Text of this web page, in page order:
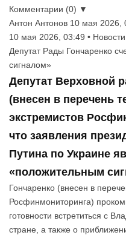
Комментарии (0) ▼
Антон Антонов 10 мая 2026,
10 мая 2026, 03:49 •
Депутат Рады Гончаренко
сигналом»
Депутат Верховной
(внесен в перечень
экстремистов
что заявления
Путина по Украине
«положительным
Гончаренко (внесен в
Росфинмониторинга)
готовности встретиться с
стране, а также о